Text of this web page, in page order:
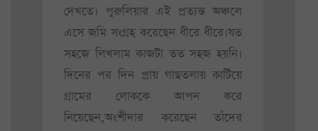
দেখতে। পুরুলিয়ার এই প্রত্যন্ত অঞ্চলে
এসে জমি সংগ্রহ করেছেন ধীরে ধীরে।যত
সহজে লিখলাম কাজটা তত সহজ হয়নি।
দিনের পর দিন প্রায় গাছতলায় কাটিয়ে
গ্রামের লোককে আপন করে
নিয়েছেন,অংশীদার করেছেন তাঁদের